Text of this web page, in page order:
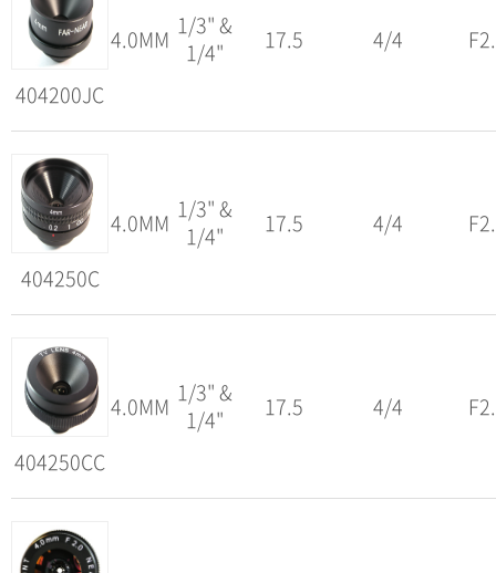
404200JC
4.0MM 1/3" &
1/4"
17.5 4/4
404250C
4.0MM 1/3" &
1/4"
17.5 4/4
404250CC
4.0MM 1/3" &
1/4"
17.5 4/4